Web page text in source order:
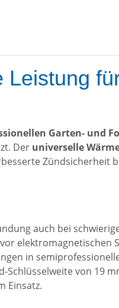
Leistung
Garten- und
Der universelle
Zündsicherheit
auch bei
elektromagnetischen
in
Schlüsselweite von 19
Einsatz.